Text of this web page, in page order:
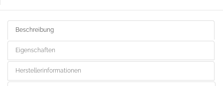
Beschreibung
Eigenschaften
Herstellerinformationen